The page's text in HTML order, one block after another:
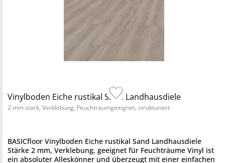
Vinylboden Eiche rustikal Sand Landhausdiele
2 mm stark, Verklebung, Feuchtraumgeeignet, strukturiert
BASICfloor Vinylboden Eiche rustikal Sand Landhausdiele
Stärke 2 mm, Verklebung, geeignet für Feuchträume Vinyl ist
ein absoluter Alleskönner und überzeugt mit einer einfachen